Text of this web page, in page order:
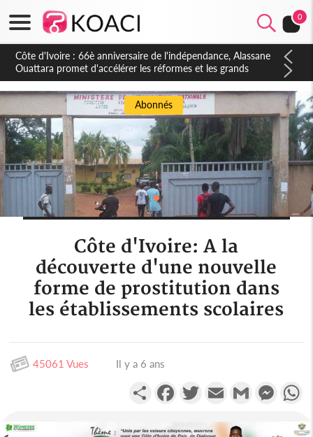
0
Côte d'Ivoire : 66è anniversaire de l'indépendance, Alassane
Ouattara promet d'accélérer les réformes et les grands
investissements pour une nation plus forte et plus prospère
Abonnés
Côte d'Ivoire: A la
découverte d'une nouvelle
forme de prostitution dans
les établissements scolaires
45061 Vues Il y a 6 ans
PartagerFacebookTwitterEmail Gmail